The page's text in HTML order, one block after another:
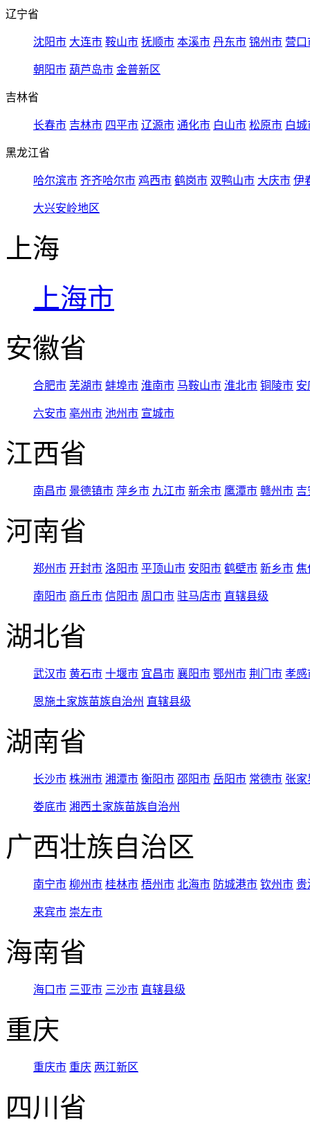
辽宁省
沈阳市 大连市 鞍山市 抚顺市 本溪市 丹东市 锦州市 营口
朝阳市 葫芦岛市 金普新区
吉林省
长春市 吉林市 四平市 辽源市 通化市 白山市 松原市 白城
黑龙江省
哈尔滨市 齐齐哈尔市 鸡西市 鹤岗市 双鸭山市 大庆市 伊
大兴安岭地区
上海
上海市
安徽省
合肥市 芜湖市 蚌埠市 淮南市 马鞍山市 淮北市 铜陵市 安
六安市 亳州市 池州市 宣城市
江西省
南昌市 景德镇市 萍乡市 九江市 新余市 鹰潭市 赣州市 吉
河南省
郑州市 开封市 洛阳市 平顶山市 安阳市 鹤壁市 新乡市 焦
南阳市 商丘市 信阳市 周口市 驻马店市 直辖县级
湖北省
武汉市 黄石市 十堰市 宜昌市 襄阳市 鄂州市 荆门市 孝感
恩施土家族苗族自治州 直辖县级
湖南省
长沙市 株洲市 湘潭市 衡阳市 邵阳市 岳阳市 常德市 张家
娄底市 湘西土家族苗族自治州
广西壮族自治区
南宁市 柳州市 桂林市 梧州市 北海市 防城港市 钦州市 贵
来宾市 崇左市
海南省
海口市 三亚市 三沙市 直辖县级
重庆
重庆市 重庆 两江新区
四川省